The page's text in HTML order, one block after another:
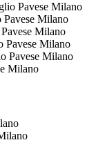
Pavese Milano
Milano
Milano
Pavese Milano
Pavese Milano
Milano